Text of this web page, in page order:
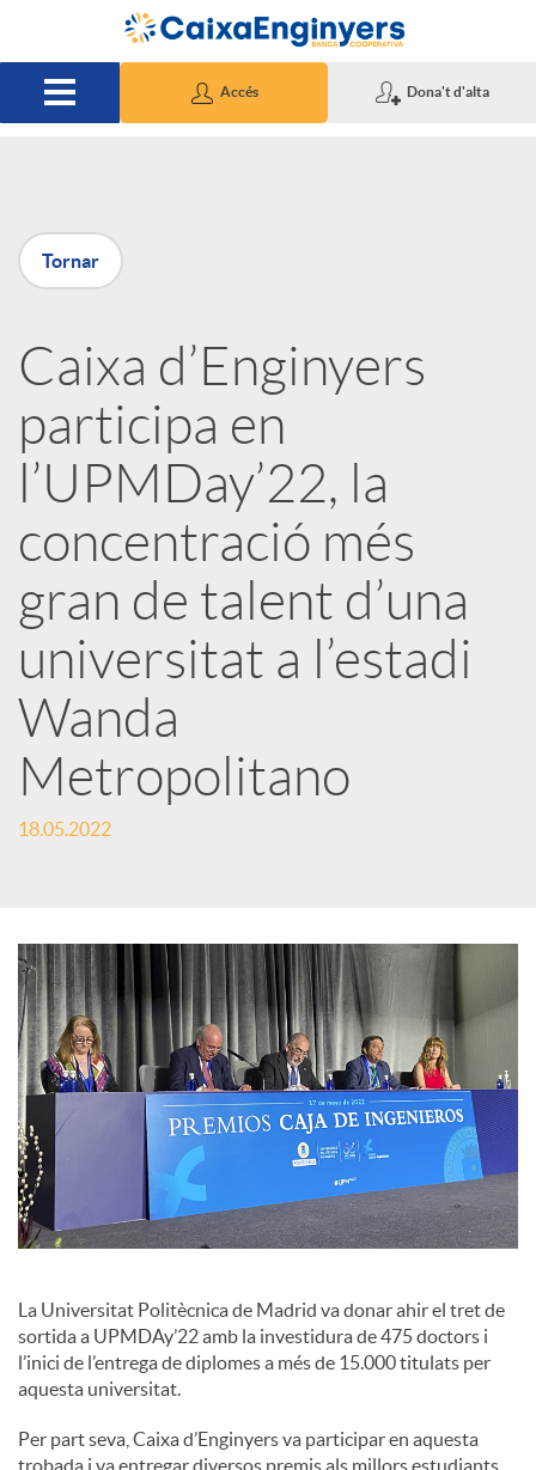
Salta al contingut principal
Accés Dona't d'alta
P
u
b
l
i
c
a
d
o
d
e
c
o
n
t
i
Tornar
Caixa d’Enginyers
participa en
l’UPMDay’22, la
concentració més
gran de talent d’una
universitat a l’estadi
Wanda
Metropolitano
18.05.2022
La Universitat Politècnica de Madrid va donar ahir el tret de
sortida a UPMDAy’22 amb la investidura de 475 doctors i
l’inici de l’entrega de diplomes a més de 15.000 titulats per
aquesta universitat.
Per part seva, Caixa d’Enginyers va participar en aquesta
trobada i va entregar diversos premis als millors estudiants